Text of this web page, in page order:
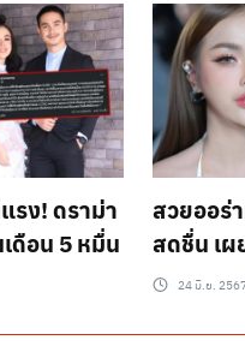
รง! ดราม่า
ดือน 5 หมื่น
สวยออร่
สดชื่น เผ
หน้า ผม
24 มิ.ย.